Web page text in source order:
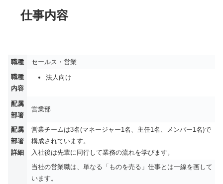
仕事内容
職種
セールス・営業
職種
内容
法人向け
配属
部署
営業部
配属
部署
詳細
営業チームは3名(マネージャー1名、主任1名、メンバー1名)で
構成されています。
入社後は先輩に同行して業務の流れを学びます。
当社の営業職は、単なる「ものを売る」仕事とは一線を画して
います。